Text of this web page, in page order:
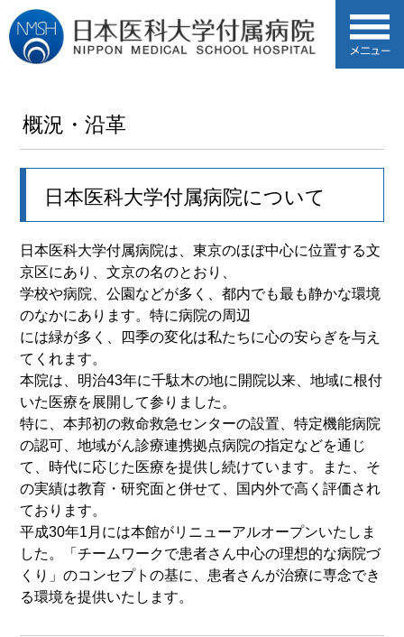
概況・沿革
日本医科大学付属病院について
日本医科大学付属病院は、東京のほぼ中心に位置する文
京区にあり、文京の名のとおり、
学校や病院、公園などが多く、都内でも最も静かな環境
のなかにあります。特に病院の周辺
には緑が多く、四季の変化は私たちに心の安らぎを与え
てくれます。
本院は、明治43年に千駄木の地に開院以来、地域に根付
いた医療を展開して参りました。
特に、本邦初の救命救急センターの設置、特定機能病院
の認可、地域がん診療連携拠点病院の指定などを通じ
て、時代に応じた医療を提供し続けています。また、そ
の実績は教育・研究面と併せて、国内外で高く評価され
ております。
平成30年1月には本館がリニューアルオープンいたしま
した。「チームワークで患者さん中心の理想的な病院づ
くり」のコンセプトの基に、患者さんが治療に専念でき
る環境を提供いたします。